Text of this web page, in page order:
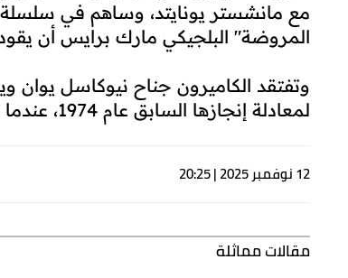
مع مانشستر يونايتد، وساهم في
المروضة" البلجيكي مارك برايس أن يقود
وتفتقد الكاميرون جناح نيوكاسل يوان
لمعادلة إنجازها السابق عام 1974، عندما شاركت باسم الزائير.
12 نوفمبر 2025 | 20:25
مقالات مماثلة